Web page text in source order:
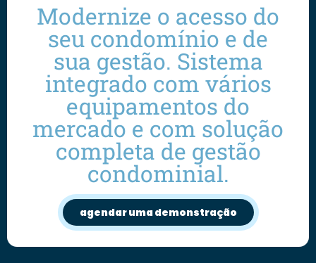
Modernize o acesso do
seu condomínio e de
sua gestão. Sistema
integrado com vários
equipamentos do
mercado e com solução
completa de gestão
condominial.
agendar uma demonstração